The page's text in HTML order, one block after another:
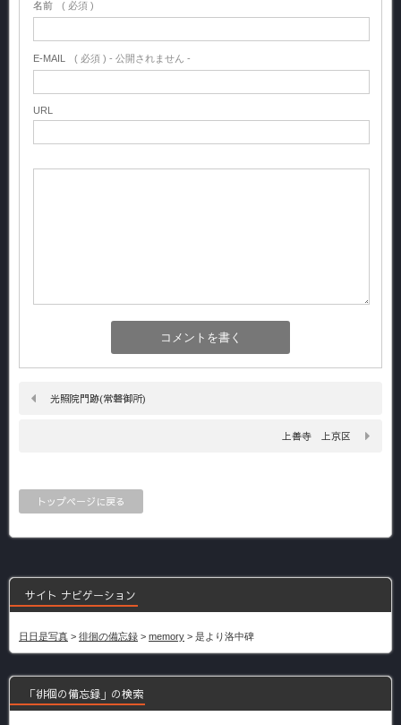
名前 ( 必須 )
E-MAIL ( 必須 ) - 公開されません -
URL
光照院門跡(常磐御所)
上善寺 上京区
トップページに戻る
サイト ナビゲーション
日日是写真 > 徘徊の備忘録 > memory > 是より洛中碑
「徘徊の備忘録」の検索